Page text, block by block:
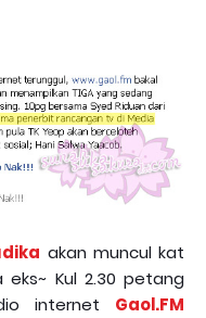
akan muncul kat
eks~ Kul 2.30 petang
internet Gaol.FM